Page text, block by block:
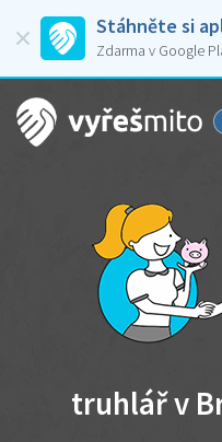
Stáhněte si
Zdarma v Google
truhlář v